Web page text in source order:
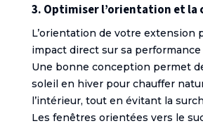
3. Optimiser l’orientation et la
L’orientation de votre extension
impact direct sur sa
Une bonne conception permet
soleil en hiver pour chauffer
l’intérieur, tout en évitant la
Les fenêtres orientées vers le